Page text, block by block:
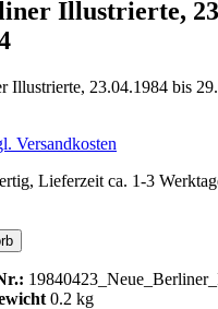
Illustrierte,
Versandkosten
Lieferzeit ca. 1-3
0.2 kg